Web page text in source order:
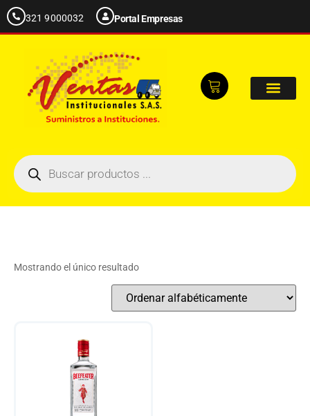
321 9000032 Portal Empresas
Mostrando el único resultado